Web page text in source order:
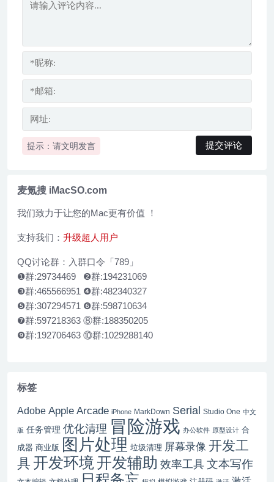
提示：请文明发言
麦氪搜 iMacSO.com
我们致力于让您的Mac更有价值 ！
支持我们： 升级超人用户
QQ讨论群：入群口令「789」
❶群:29734469 ❷群:194231069
❸群:465566951 ❹群:482340327
❺群:307294571 ❻群:598710634
❼群:597218363 ⑧群:188350205
❾群:192706463 ⑩群:1029288140
标签
Adobe Apple Arcade iPhone MarkDown Serial Studio One 中文
版 任务管理 优化清理 冒险游戏 办公软件 原型设计 合
成器 商业版 图片处理 垃圾清理 屏幕录像 开发工
具 开发环境开发辅助 效率工具 文本写作